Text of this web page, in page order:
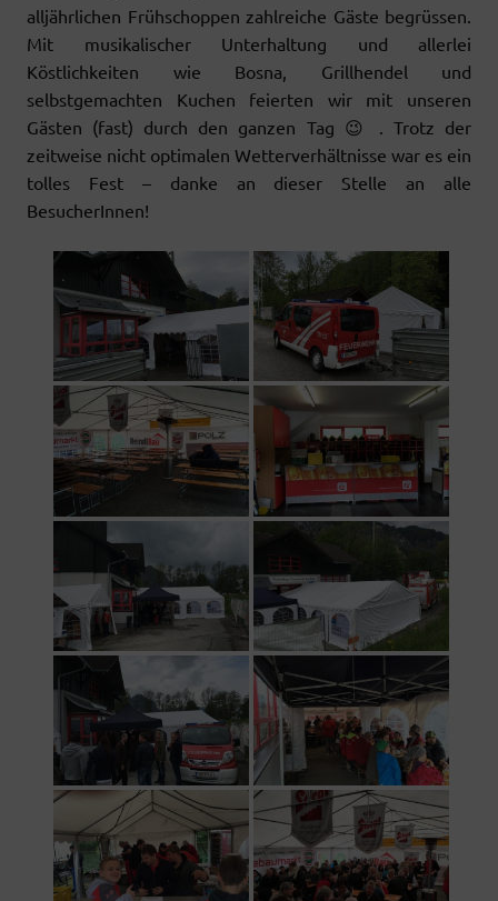
alljährlichen Frühschoppen zahlreiche Gäste begrüssen.
Mit musikalischer Unterhaltung und allerlei
Köstlichkeiten wie Bosna, Grillhendel und
selbstgemachten Kuchen feierten wir mit unseren
Gästen (fast) durch den ganzen Tag 😉 . Trotz der
zeitweise nicht optimalen Wetterverhältnisse war es ein
tolles Fest – danke an dieser Stelle an alle
BesucherInnen!